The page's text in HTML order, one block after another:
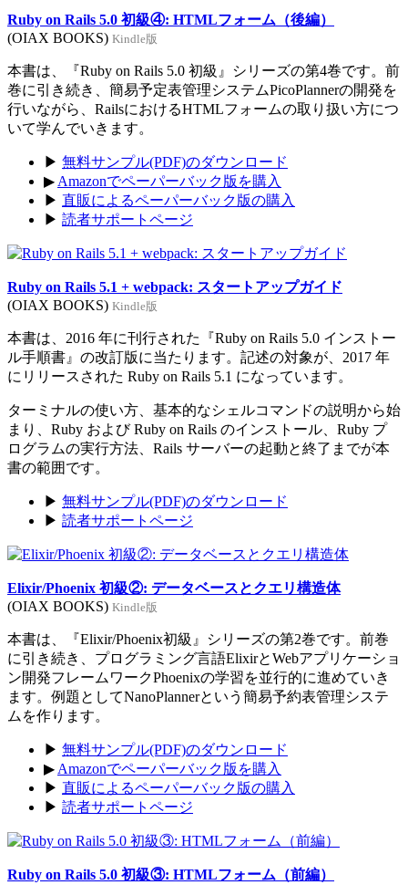
Ruby on Rails 5.0 初級④: HTMLフォーム（後編）
(OIAX BOOKS) Kindle版
本書は、『Ruby on Rails 5.0 初級』シリーズの第4巻です。前
巻に引き続き、簡易予定表管理システムPicoPlannerの開発を
行いながら、RailsにおけるHTMLフォームの取り扱い方につ
いて学んでいきます。
▶ 無料サンプル(PDF)のダウンロード
▶ Amazonでペーパーバック版を購入
▶ 直販によるペーパーバック版の購入
▶ 読者サポートページ
Ruby on Rails 5.1 + webpack: スタートアップガイド
(OIAX BOOKS) Kindle版
本書は、2016 年に刊行された『Ruby on Rails 5.0 インストー
ル手順書』の改訂版に当たります。記述の対象が、2017 年
にリリースされた Ruby on Rails 5.1 になっています。
ターミナルの使い方、基本的なシェルコマンドの説明から始
まり、Ruby および Ruby on Rails のインストール、Ruby プ
ログラムの実行方法、Rails サーバーの起動と終了までが本
書の範囲です。
▶ 無料サンプル(PDF)のダウンロード
▶ 読者サポートページ
Elixir/Phoenix 初級②: データベースとクエリ構造体
(OIAX BOOKS) Kindle版
本書は、『Elixir/Phoenix初級』シリーズの第2巻です。前巻
に引き続き、プログラミング言語ElixirとWebアプリケーショ
ン開発フレームワークPhoenixの学習を並行的に進めていき
ます。例題としてNanoPlannerという簡易予約表管理システ
ムを作ります。
▶ 無料サンプル(PDF)のダウンロード
▶ Amazonでペーパーバック版を購入
▶ 直販によるペーパーバック版の購入
▶ 読者サポートページ
Ruby on Rails 5.0 初級③: HTMLフォーム（前編）